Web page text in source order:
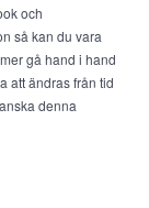
och
så kan du vara
gå hand i hand
att ändras från tid
denna